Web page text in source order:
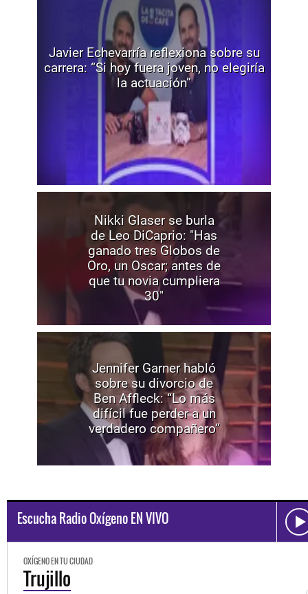
Javier Echevarría reflexiona sobre su
carrera: “Si hoy fuera joven, no elegiría
la actuación”
Nikki Glaser se burla
de Leo DiCaprio: "Has
ganado tres Globos de
Oro, un Oscar; antes de
que tu novia cumpliera
30"
Jennifer Garner habló
sobre su divorcio de
Ben Affleck: “Lo más
difícil fue perder a un
verdadero compañero”
Escucha Radio Oxígeno EN VIVO
OXÍGENO EN TU CIUDAD
Trujillo